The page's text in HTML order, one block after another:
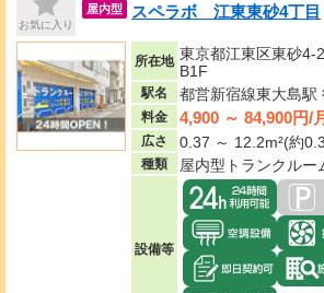
お気に入り
屋内型 スペラボ 江東東砂4丁目
所在地 東京都江東区東砂4-
B1F
駅名 都営新宿線東大島駅
料金 4,900 ～ 84,900円/月
広さ 0.37 ～ 12.2m²(約
種類 屋内型トランクルー
設備等